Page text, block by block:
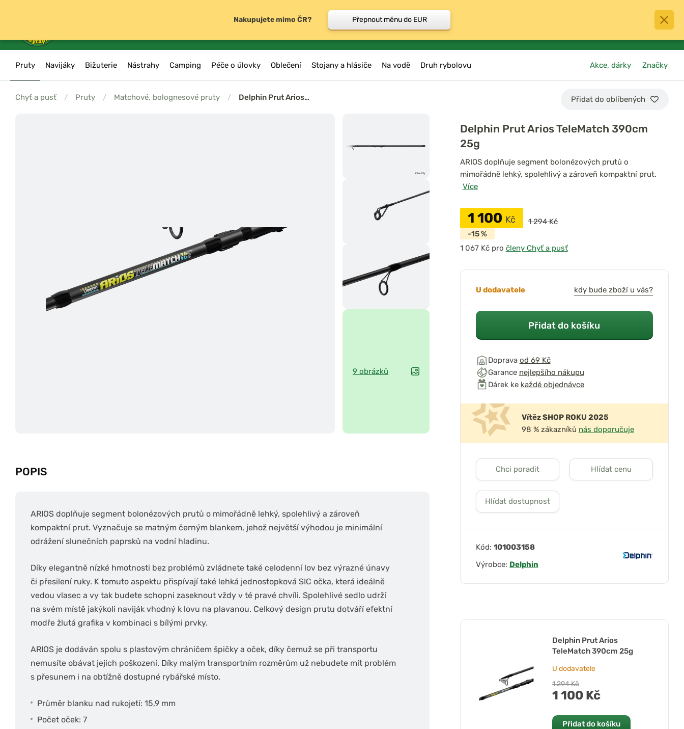
0
košík
Pruty Navijáky Bižuterie Nástrahy Camping Péče o úlovky Oblečení Stojany a hlásiče Na vodě Druh rybolovu Akce, dárky Značky
Chyť a pusť / Pruty / Matchové, bolognesové pruty / Delphin Prut Arios… Přidat do oblíbených
9 obrázků
POPIS
ARIOS doplňuje segment bolonézových prutů o mimořádně lehký, spolehlivý a zároveň
kompaktní prut. Vyznačuje se matným černým blankem, jehož největší výhodou je minimální
odrážení slunečních paprsků na vodní hladinu.
Díky elegantně nízké hmotnosti bez problémů zvládnete také celodenní lov bez výrazné únavy
či přesilení ruky. K tomuto aspektu přispívají také lehká jednostopková SIC očka, která ideálně
vedou vlasec a vy tak budete schopni zaseknout vždy v té pravé chvíli. Spolehlivé sedlo udrží
na svém místě jakýkoli naviják vhodný k lovu na plavanou. Celkový design prutu dotváří efektní
modře žlutá grafika v kombinaci s bílými prvky.
ARIOS je dodáván spolu s plastovým chráničem špičky a oček, díky čemuž se při transportu
nemusíte obávat jejich poškození. Díky malým transportním rozměrům už nebudete mít problém
s přesunem i na obtížně dostupné rybářské místo.
Průměr blanku nad rukojetí: 15,9 mm
Počet oček: 7
Delphin Prut Arios TeleMatch 390cm
25g
ARIOS doplňuje segment bolonézových prutů o
mimořádně lehký, spolehlivý a zároveň kompaktní prut.
Více
1 100 Kč
1 294 Kč
-15 %
pro členy Chyť a pusť
U dodavatele kdy bude zboží u vás?
Přidat do košíku
Doprava od 69 Kč
Garance nejlepšího nákupu
Dárek ke každé objednávce
Vítěz SHOP ROKU 2025
98 % zákazníků nás doporučuje
Chci poradit Hlídat cenu
Hlídat dostupnost
Kód: 101003158
Výrobce: Delphin
Delphin Prut Arios
TeleMatch 390cm 25g
U dodavatele
1 294 Kč
1 100 Kč
Přidat do košíku
Nakupujete mimo ČR? Přepnout měnu do EUR